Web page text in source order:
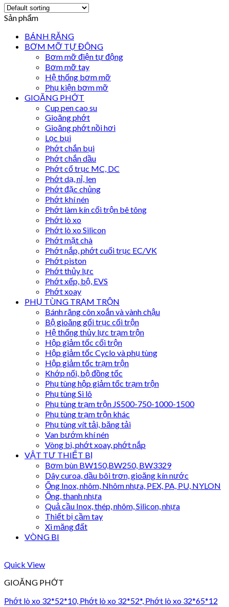
Sản phẩm
BÁNH RĂNG
BƠM MỠ TỰ ĐỘNG
Bơm mỡ điện tự động
Bơm mỡ tay
Hệ thống bơm mỡ
Phụ kiện bơm mỡ
GIOĂNG PHỚT
Cup pen cao su
Gioăng phớt
Gioăng phớt nồi hơi
Lọc bụi
Phớt chắn bụi
Phớt chắn dầu
Phớt cổ trục MC, DC
Phớt dạ, nỉ, len
Phớt đặc chủng
Phớt khí nén
Phớt làm kín cối trộn bê tông
Phớt lò xo
Phớt lò xo Silicon
Phớt mặt chà
Phớt nắp, phớt cuối trục EC/VK
Phớt piston
Phớt thủy lực
Phớt xếp, bộ, EVS
Phớt xoay
PHỤ TÙNG TRẠM TRỘN
Bánh răng côn xoắn và vành chậu
Bộ gioăng gối trục cối trộn
Hệ thống thủy lực trạm trộn
Hộp giảm tốc cối trộn
Hộp giảm tốc Cyclo và phụ tùng
Hộp giảm tốc trạm trộn
Khớp nối, bộ đồng tốc
Phụ tùng hộp giảm tốc trạm trộn
Phụ tùng Si lô
Phụ tùng trạm trộn JS500-750-1000-1500
Phụ tùng trạm trộn khác
Phụ tùng vít tải, băng tải
Van bướm khí nén
Vòng bi, phớt xoay, phớt nắp
VẬT TƯ THIẾT BỊ
Bơm bùn BW150,BW250, BW3329
Dây curoa, dầu bôi trơn, gioăng kín nước
Ống Inox, nhôm, Nhôm nhựa, PEX, PA, PU, NYLON
Ống, thanh nhựa
Quả cầu Inox, thép, nhôm, Silicon, nhựa
Thiết bị cầm tay
Xi măng đất
VÒNG BI
Quick View
GIOĂNG PHỚT
Phớt lò xo 32*52*10, Phớt lò xo 32*52*, Phớt lò xo 32*65*12